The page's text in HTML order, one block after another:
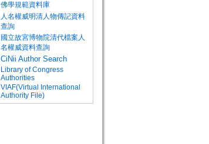
佛學規範資料庫
人名權威明清人物傳記資料
查詢
國立故宮博物院清代檔案人
名權威資料查詢
CiNii Author Search
Library of Congress
Authorities
VIAF(Virtual International
Authority File)